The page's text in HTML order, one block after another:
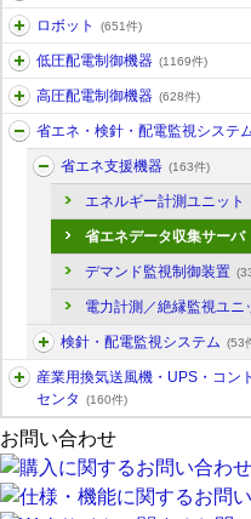
ロボット (651件)
低圧配電制御機器 (1169件)
高圧配電制御機器 (628件)
省エネ・検針・配電監視システ
省エネ支援機器 (163件)
エネルギー計測ユニット
省エネデータ収集サーバ
デマンド監視制御装置
電力計測／絶縁監視ユニ
検針・配電監視システム (53
産業用換気送風機・UPS・コン
センタ
(160件)
お問い合わせ